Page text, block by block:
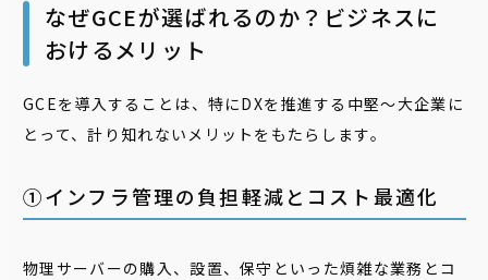
なぜGCEが選ばれるのか？ビジネスに
おけるメリット
GCEを導入することは、特にDXを推進する中堅〜大企業に
とって、計り知れないメリットをもたらします。
①インフラ管理の負担軽減とコスト最適化
物理サーバーの購入、設置、保守といった煩雑な業務とコ